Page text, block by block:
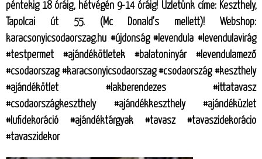
péntekig 18 óráig, hétvégén 9-14 óráig! Üzletünk címe: Keszthely,
Tapolcai út 55. (Mc Donald’s mellett)! Webshop:
karacsonyicsodaorszag.hu #újdonság #levendula #levendulavirág
#testpermet #ajándékötletek #balatoninyár #levendulamező
#csodaorszag #karacsonyicsodaorszag #csodaország #keszthely
#ajándékötlet #lakberendezes #ittatavasz
#csodaországkeszthely #ajándékkeszthely #ajándéküzlet
#lufidekoráció #ajándéktárgyak #tavasz #tavaszidekorácio
#tavaszidekor